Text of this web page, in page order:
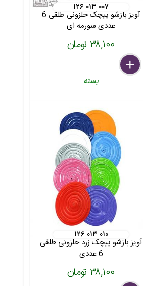
۱۲۶ ۰۱۳ ۰۰۷
آویز بازشو پیچک حلزونی طلقی 6
عددی سورمه ای
۳۸,۱۰۰ تومان
delete
remove
add
بسته
۱۲۶ ۰۱۳ ۰۱۰
آویز بازشو پیچک زرد حلزونی طلقی
6 عددی
۳۸,۱۰۰ تومان